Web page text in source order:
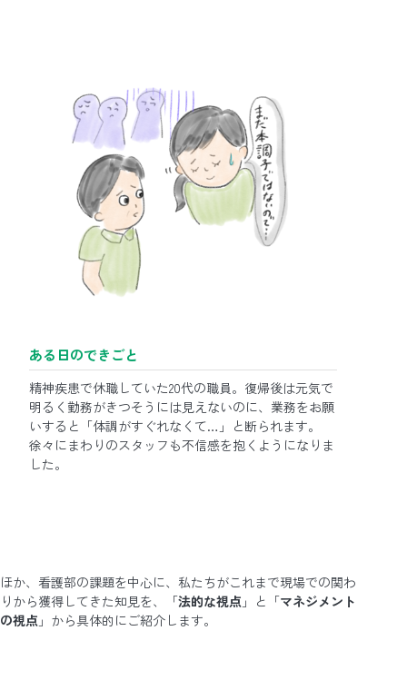
ある日のできごと
精神疾患で休職していた20代の職員。復帰後は元気で
明るく勤務がきつそうには見えないのに、業務をお願
いすると「体調がすぐれなくて…」と断られます。
徐々にまわりのスタッフも不信感を抱くようになりま
した。
ほか、看護部の課題を中心に、私たちがこれまで現場での関わ
りから獲得してきた知見を、「法的な視点 」と「マネジメント
の視点 」から具体的にご紹介します。